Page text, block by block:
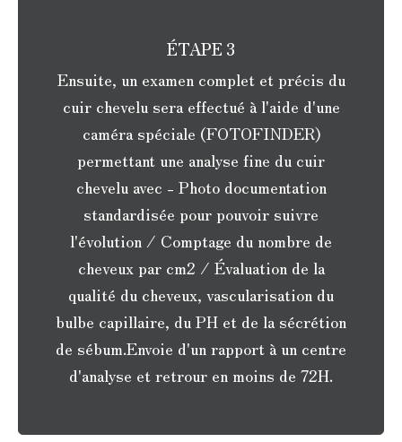
ÉTAPE 3
Ensuite, un examen complet et précis du
cuir chevelu sera effectué à l'aide d'une
caméra spéciale (FOTOFINDER)
permettant une analyse fine du cuir
chevelu avec - Photo documentation
standardisée pour pouvoir suivre
l'évolution / Comptage du nombre de
cheveux par cm2 / Évaluation de la
qualité du cheveux, vascularisation du
bulbe capillaire, du PH et de la sécrétion
de sébum.Envoie d'un rapport à un centre
d'analyse et retrour en moins de 72H.